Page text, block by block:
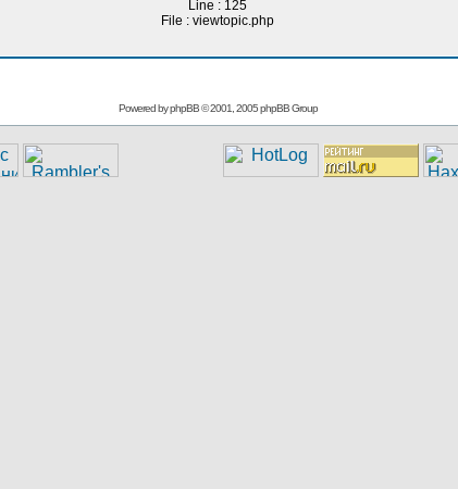
Line : 125
File : viewtopic.php
Powered byphpBB© 2001, 2005 phpBB Group